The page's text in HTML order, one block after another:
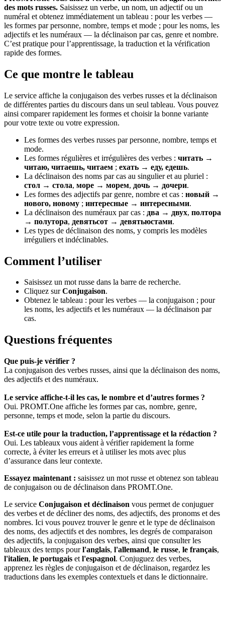
des mots russes. Saisissez un verbe, un nom, un adjectif ou un
numéral et obtenez immédiatement un tableau : pour les verbes —
les formes par personne, nombre, temps et mode ; pour les noms, les
adjectifs et les numéraux — la déclinaison par cas, genre et nombre.
C’est pratique pour l’apprentissage, la traduction et la vérification
rapide des formes.
Ce que montre le tableau
Le service affiche la conjugaison des verbes russes et la déclinaison
de différentes parties du discours dans un seul tableau. Vous pouvez
ainsi comparer rapidement les formes et choisir la bonne variante
pour votre texte ou votre expression.
Les formes des verbes russes par personne, nombre, temps et
mode.
Les formes régulières et irrégulières des verbes : читать →
читаю, читаешь, читаем ; ехать → еду, едешь.
La déclinaison des noms par cas au singulier et au pluriel :
стол → стола, море → морем, дочь → дочери.
Les formes des adjectifs par genre, nombre et cas : новый →
нового, новому ; интересные → интересными.
La déclinaison des numéraux par cas : два → двух, полтора
→ полутора, девятьсот → девятьюстами.
Les types de déclinaison des noms, y compris les modèles
irréguliers et indéclinables.
Comment l’utiliser
Saisissez un mot russe dans la barre de recherche.
Cliquez surConjugaison.
Obtenez le tableau : pour les verbes — la conjugaison ; pour
les noms, les adjectifs et les numéraux — la déclinaison par
cas.
Questions fréquentes
Que puis-je vérifier ?
La conjugaison des verbes russes, ainsi que la déclinaison des noms,
des adjectifs et des numéraux.
Le service affiche-t-il les cas, le nombre et d’autres formes ?
Oui. PROMT.One affiche les formes par cas, nombre, genre,
personne, temps et mode, selon la partie du discours.
Est-ce utile pour la traduction, l’apprentissage et la rédaction ?
Oui. Les tableaux vous aident à vérifier rapidement la forme
correcte, à éviter les erreurs et à utiliser les mots avec plus
d’assurance dans leur contexte.
Essayez maintenant : saisissez un mot russe et obtenez son tableau
de conjugaison ou de déclinaison dans PROMT.One.
Le service Conjugaison et déclinaison vous permet de conjuguer
des verbes et de décliner des noms, des adjectifs, des pronoms et des
nombres. Ici vous pouvez trouver le genre et le type de déclinaison
des noms, des adjectifs et des nombres, les degrés de comparaison
des adjectifs, la conjugaison des verbes, ainsi que consulter les
tableaux des temps pourl'anglais, l'allemand, le russe, le français,
l'italien, le portugais et l'espagnol. Conjuguez des verbes,
apprenez les règles de conjugaison et de déclinaison, regardez les
traductions dans les exemples contextuels et dans le dictionnaire.